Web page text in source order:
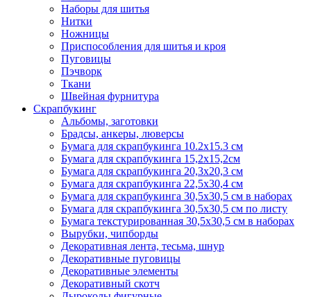
Наборы для шитья
Нитки
Ножницы
Приспособления для шитья и кроя
Пуговицы
Пэчворк
Ткани
Швейная фурнитура
Скрапбукинг
Альбомы, заготовки
Брадсы, анкеры, люверсы
Бумага для скрапбукинга 10.2х15.3 см
Бумага для скрапбукинга 15,2х15,2см
Бумага для скрапбукинга 20,3х20,3 см
Бумага для скрапбукинга 22,5х30,4 см
Бумага для скрапбукинга 30,5х30,5 см в наборах
Бумага для скрапбукинга 30,5х30,5 см по листу
Бумага текстурированная 30,5х30,5 см в наборах
Вырубки, чипборды
Декоративная лента, тесьма, шнур
Декоративные пуговицы
Декоративные элементы
Декоративный скотч